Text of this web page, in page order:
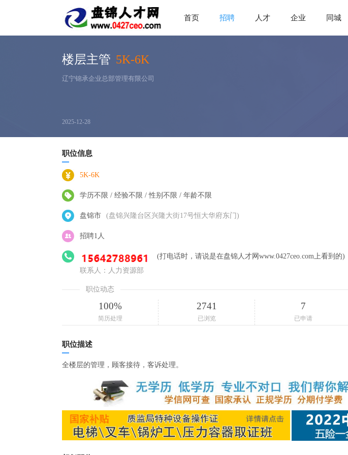
首页 招聘 人才 企业 同城
楼层主管 5K-6K
辽宁锦承企业总部管理有限公司
2025-12-28
职位信息
5K-6K
学历不限 / 经验不限 / 性别不限 / 年龄不限
盘锦市 (盘锦兴隆台区兴隆大街17号恒大华府东门)
招聘1人
(打电话时，请说是在盘锦人才网www.0427ceo.com上看到的)
联系人：人力资源部
职位动态
100%
简历处理
2741
已浏览
7
已申请
职位描述
全楼层的管理，顾客接待，客诉处理。